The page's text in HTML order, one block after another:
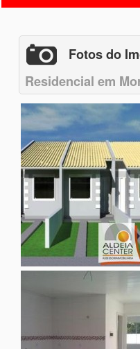
Fotos do
Residencial em